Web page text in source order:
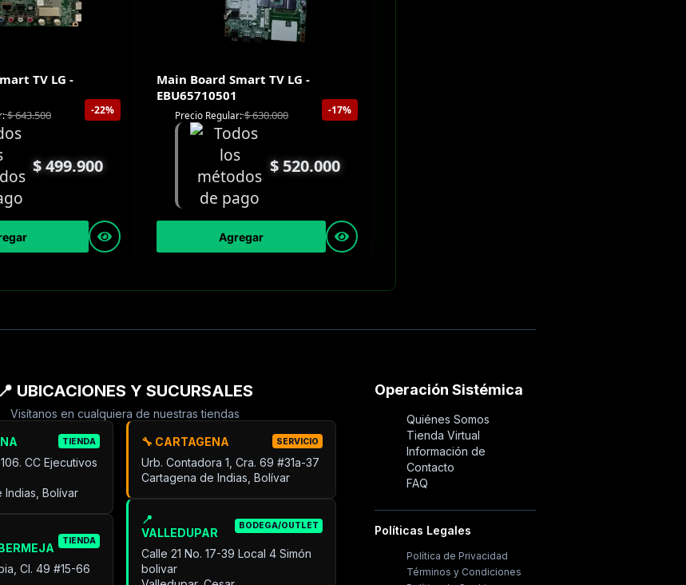
TV LG -
-22%
$643.500
$499.900
Main Board Smart TV LG -
EBU65710501
-17%
Precio Regular:$630.000
$520.000
Agregar
📍 UBICACIONES Y SUCURSALES
Visítanos en cualquiera de nuestras tiendas
TIENDA
CC Ejecutivos
Indias, Bolívar
TIENDA
Cl. 49 #15-66
🔧 CARTAGENA SERVICIO
Urb. Contadora 1, Cra. 69 #31a-37
Cartagena de Indias, Bolívar
📍
VALLEDUPAR
BODEGA/OUTLET
Calle 21 No. 17-39 Local 4 Simón
bolivar
Operación Sistémica
Quiénes Somos
Tienda Virtual
Información de
Contacto
FAQ
Políticas Legales
Política de Privacidad
Términos y Condiciones